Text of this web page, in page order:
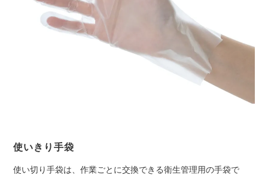
使いきり手袋
使い切り手袋は、作業ごとに交換できる衛生管理用の手袋で